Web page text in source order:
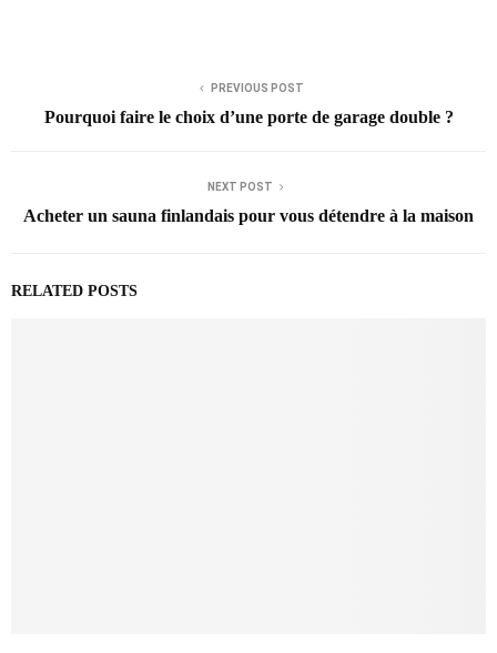
PREVIOUS POST
Pourquoi faire le choix d’une porte de garage double ?
NEXT POST
Acheter un sauna finlandais pour vous détendre à la maison
RELATED POSTS